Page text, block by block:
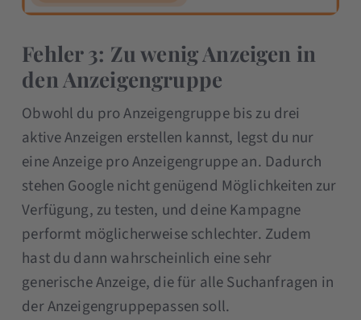
Fehler 3: Zu wenig Anzeigen in
den Anzeigengruppe
Obwohl du pro Anzeigengruppe bis zu drei
aktive Anzeigen erstellen kannst, legst du nur
eine Anzeige pro Anzeigengruppe an. Dadurch
stehen Google nicht genügend Möglichkeiten zur
Verfügung, zu testen, und deine Kampagne
performt möglicherweise schlechter. Zudem
hast du dann wahrscheinlich eine sehr
generische Anzeige, die für alle Suchanfragen in
der Anzeigengruppepassen soll.